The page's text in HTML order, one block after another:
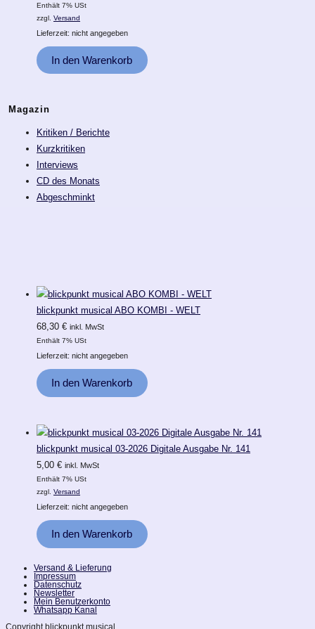
Enthält 7% USt
zzgl. Versand
Lieferzeit: nicht angegeben
In den Warenkorb
Magazin
Kritiken / Berichte
Kurzkritiken
Interviews
CD des Monats
Abgeschminkt
blickpunkt musical ABO KOMBI - WELT
68,30 € inkl. MwSt
Enthält 7% USt
Lieferzeit: nicht angegeben
In den Warenkorb
blickpunkt musical 03-2026 Digitale Ausgabe Nr. 141
5,00 € inkl. MwSt
Enthält 7% USt
zzgl. Versand
Lieferzeit: nicht angegeben
In den Warenkorb
Versand & Lieferung
Impressum
Datenschutz
Newsletter
Mein Benutzerkonto
Whatsapp Kanal
Copyright blickpunkt musical